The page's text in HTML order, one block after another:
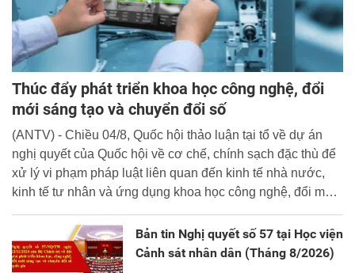
Thúc đẩy phát triển khoa học công nghệ, đổi
mới sáng tạo và chuyển đổi số
(ANTV) - Chiều 04/8, Quốc hội thảo luận tại tổ về dự án
nghị quyết của Quốc hội về cơ chế, chính sạch đặc thù để
xử lý vi phạm pháp luật liên quan đến kinh tế nhà nước,
kinh tế tư nhân và ứng dụng khoa học công nghệ, đổi mới
Bản tin Nghị quyết số 57 tại Học viện
Cảnh sát nhân dân (Tháng 8/2026)